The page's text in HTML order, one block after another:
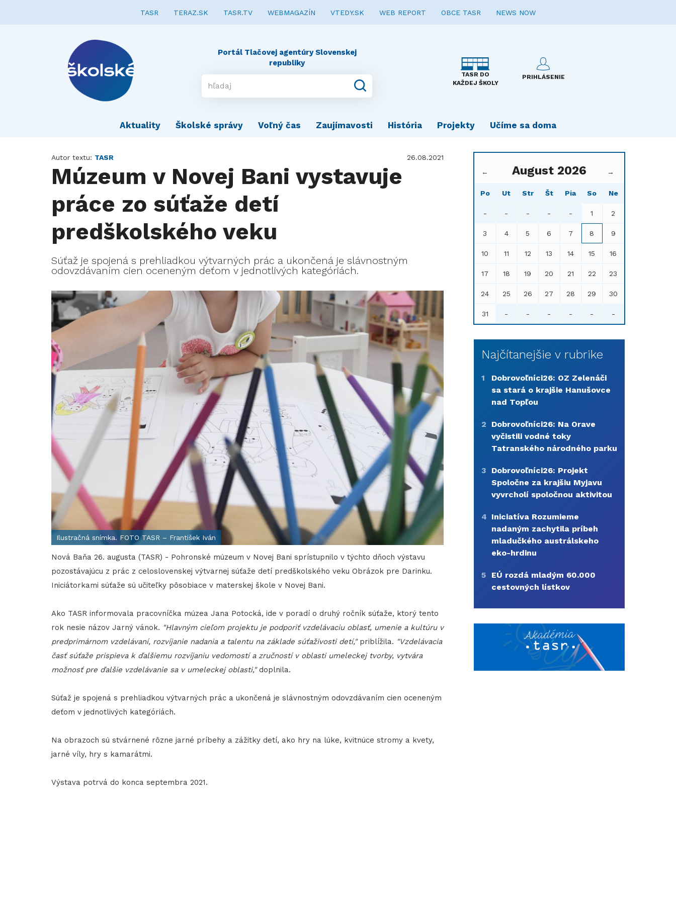
TASR TERAZ.SK TASR.TV WEBMAGAZÍN VTEDY.SK WEB REPORT OBCE TASR NEWS NOW
Portál Tlačovej agentúry Slovenskej
republiky
TASR DO
KAŽDEJ ŠKOLY
PRIHLÁSENIE
Aktuality Školské správy Voľný čas Zaujímavosti História Projekty Učíme sa doma
Autor textu: TASR 26.08.2021
Múzeum v Novej Bani vystavuje
práce zo súťaže detí
predškolského veku
Súťaž je spojená s prehliadkou výtvarných prác a ukončená je slávnostným
odovzdávaním cien oceneným deťom v jednotlivých kategóriách.
Ilustračná snímka. FOTO TASR – František Iván
Nová Baňa 26. augusta (TASR) - Pohronské múzeum v Novej Bani sprístupnilo v týchto dňoch výstavu
pozostávajúcu z prác z celoslovenskej výtvarnej súťaže detí predškolského veku Obrázok pre Darinku.
Iniciátorkami súťaže sú učiteľky pôsobiace v materskej škole v Novej Bani.
Ako TASR informovala pracovníčka múzea Jana Potocká, ide v poradí o druhý ročník súťaže, ktorý tento
rok nesie názov Jarný vánok. "Hlavným cieľom projektu je podporiť vzdelávaciu oblasť, umenie a kultúru v
predprimárnom vzdelávaní, rozvíjanie nadania a talentu na základe súťaživosti detí," priblížila. "Vzdelávacia
časť súťaže prispieva k ďalšiemu rozvíjaniu vedomostí a zručností v oblasti umeleckej tvorby, vytvára
možnosť pre ďalšie vzdelávanie sa v umeleckej oblasti,"doplnila.
Súťaž je spojená s prehliadkou výtvarných prác a ukončená je slávnostným odovzdávaním cien oceneným
deťom v jednotlivých kategóriách.
Na obrazoch sú stvárnené rôzne jarné príbehy a zážitky detí, ako hry na lúke, kvitnúce stromy a kvety,
jarné víly, hry s kamarátmi.
Výstava potrvá do konca septembra 2021.
← August 2026 →
Po Ut Str Št Pia So Ne
- - - - - 1 2
3 4 5 6 7 8 9
10 11 12 13 14 15 16
17 18 19 20 21 22 23
24 25 26 27 28 29 30
31 - - - - - -
Najčítanejšie v rubrike
1
Dobrovoľníci26: OZ Zelenáči
sa stará o krajšie Hanušovce
nad Topľou
2
Dobrovoľníci26: Na Orave
vyčistili vodné toky
Tatranského národného parku
3
Dobrovoľníci26: Projekt
Spoločne za krajšiu Myjavu
vyvrcholí spoločnou aktivitou
4 Iniciatíva Rozumieme
nadaným zachytila príbeh
mladučkého austrálskeho
eko-hrdinu
5
EÚ rozdá mladým 60.000
cestovných lístkov